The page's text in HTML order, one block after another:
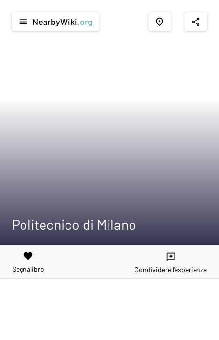
menu NearbyWiki .org place share
Politecnico di Milano
favorite
Segnalibro
reviews
Condividere l'esperienza